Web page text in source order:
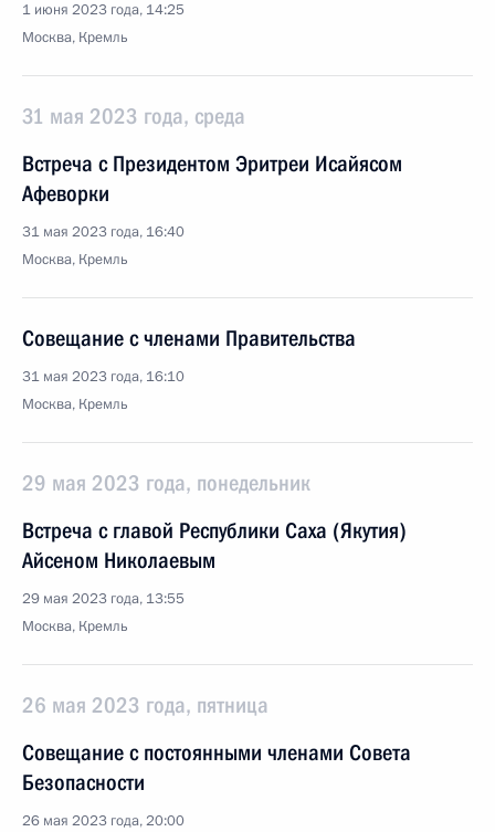
1 июня 2023 года, 14:25
Москва, Кремль
31 мая 2023 года, среда
Встреча с Президентом Эритреи Исайясом
Афеворки
31 мая 2023 года, 16:40
Москва, Кремль
Совещание с членами Правительства
31 мая 2023 года, 16:10
Москва, Кремль
29 мая 2023 года, понедельник
Встреча с главой Республики Саха (Якутия)
Айсеном Николаевым
29 мая 2023 года, 13:55
Москва, Кремль
26 мая 2023 года, пятница
Совещание с постоянными членами Совета
Безопасности
26 мая 2023 года, 20:00